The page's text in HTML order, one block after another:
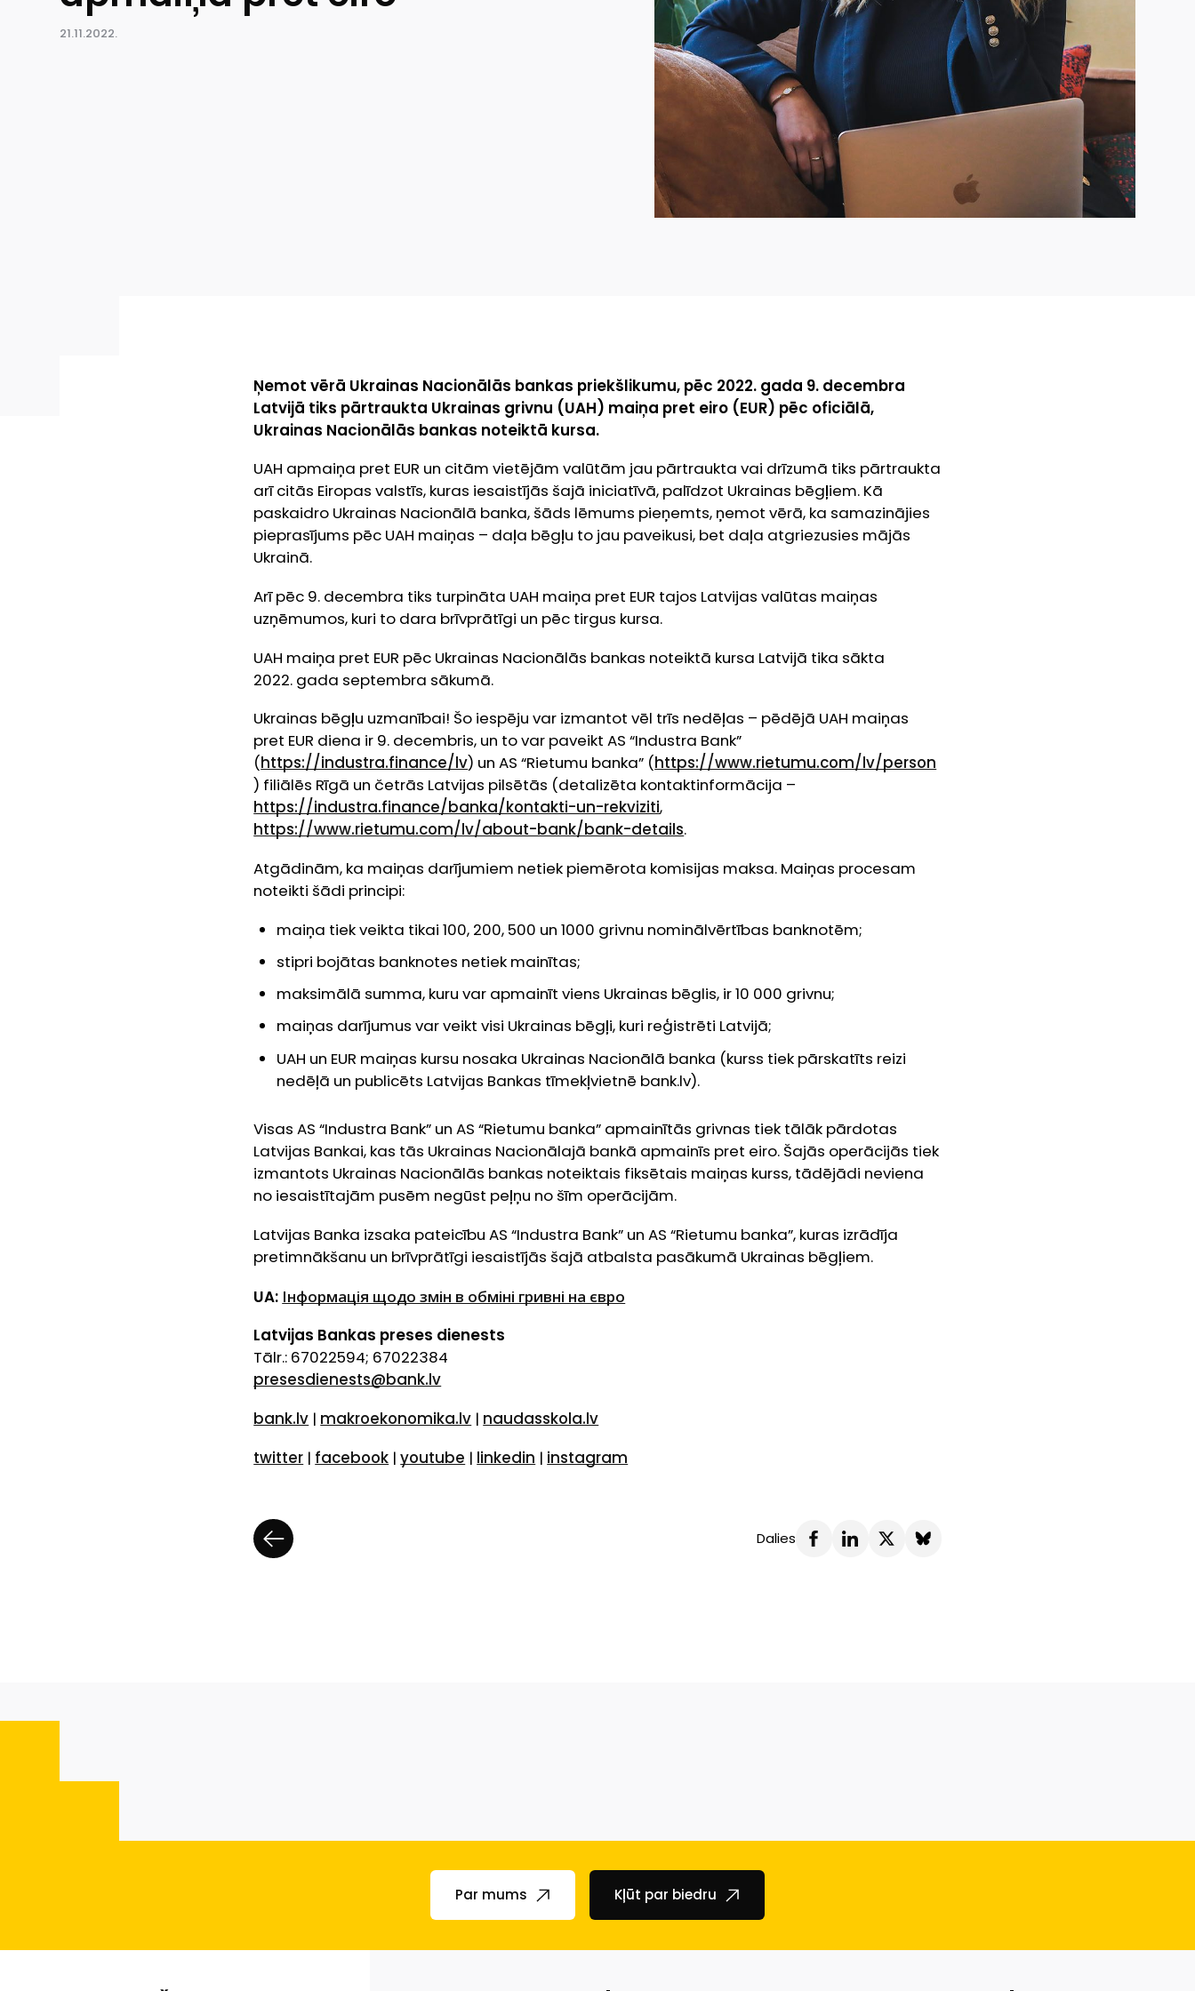
21.11.2022.
Ņemot vērā Ukrainas Nacionālās bankas priekšlikumu, pēc 2022. gada 9. decembra
Latvijā tiks pārtraukta Ukrainas grivnu (UAH) maiņa pret eiro (EUR) pēc oficiālā,
Ukrainas Nacionālās bankas noteiktā kursa.
UAH apmaiņa pret EUR un citām vietējām valūtām jau pārtraukta vai drīzumā tiks pārtraukta
arī citās Eiropas valstīs, kuras iesaistījās šajā iniciatīvā, palīdzot Ukrainas bēgļiem. Kā
paskaidro Ukrainas Nacionālā banka, šāds lēmums pieņemts, ņemot vērā, ka samazinājies
pieprasījums pēc UAH maiņas – daļa bēgļu to jau paveikusi, bet daļa atgriezusies mājās
Ukrainā.
Arī pēc 9. decembra tiks turpināta UAH maiņa pret EUR tajos Latvijas valūtas maiņas
uzņēmumos, kuri to dara brīvprātīgi un pēc tirgus kursa.
UAH maiņa pret EUR pēc Ukrainas Nacionālās bankas noteiktā kursa Latvijā tika sākta
2022. gada septembra sākumā.
Ukrainas bēgļu uzmanībai! Šo iespēju var izmantot vēl trīs nedēļas – pēdējā UAH maiņas
pret EUR diena ir 9. decembris, un to var paveikt AS “Industra Bank”
(https://industra.finance/lv) un AS “Rietumu banka” (https://www.rietumu.com/lv/person
) filiālēs Rīgā un četrās Latvijas pilsētās (detalizēta kontaktinformācija –
https://industra.finance/banka/kontakti-un-rekviziti,
https://www.rietumu.com/lv/about-bank/bank-details.
Atgādinām, ka maiņas darījumiem netiek piemērota komisijas maksa. Maiņas procesam
noteikti šādi principi:
maiņa tiek veikta tikai 100, 200, 500 un 1000 grivnu nominālvērtības banknotēm;
stipri bojātas banknotes netiek mainītas;
maksimālā summa, kuru var apmainīt viens Ukrainas bēglis, ir 10 000 grivnu;
maiņas darījumus var veikt visi Ukrainas bēgļi, kuri reģistrēti Latvijā;
UAH un EUR maiņas kursu nosaka Ukrainas Nacionālā banka (kurss tiek pārskatīts reizi
nedēļā un publicēts Latvijas Bankas tīmekļvietnē bank.lv).
Visas AS “Industra Bank” un AS “Rietumu banka” apmainītās grivnas tiek tālāk pārdotas
Latvijas Bankai, kas tās Ukrainas Nacionālajā bankā apmainīs pret eiro. Šajās operācijās tiek
izmantots Ukrainas Nacionālās bankas noteiktais fiksētais maiņas kurss, tādējādi neviena
no iesaistītajām pusēm negūst peļņu no šīm operācijām.
Latvijas Banka izsaka pateicību AS “Industra Bank” un AS “Rietumu banka”, kuras izrādīja
pretimnākšanu un brīvprātīgi iesaistījās šajā atbalsta pasākumā Ukrainas bēgļiem.
UA: Інформація щодо змін в обміні гривні на євро
Latvijas Bankas preses dienests
Tālr.: 67022594; 67022384
presesdienests@bank.lv
bank.lv | makroekonomika.lv | naudasskola.lv
twitter | facebook |youtube | linkedin | instagram
Dalies
Par mums Kļūt par biedru